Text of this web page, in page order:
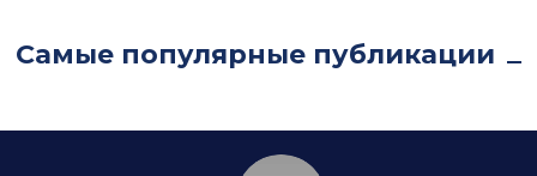
Самые популярные публикации